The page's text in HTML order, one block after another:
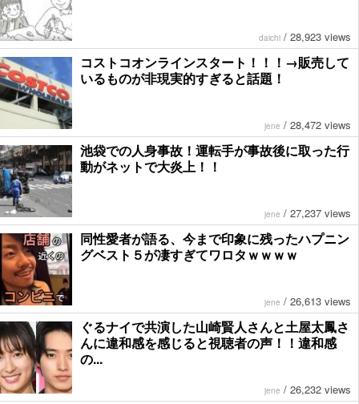
daichi / 28,923 views
コストコオンラインスタート！！！→販売して
いるものが非現実的すぎると話題！
jene / 28,472 views
池袋での人身事故！運転手が事故後に取った行
動がネットで大炎上！！
jene / 27,237 views
同性愛者が語る、今まで印象に残ったハプニン
グベスト５が凄すぎてワロタｗｗｗｗ
jene / 26,613 views
ぐるナイで共演した山崎賢人さんと土屋太鳳さ
んに違和感を感じると視聴者の声！！違和感
の...
jene / 26,232 views